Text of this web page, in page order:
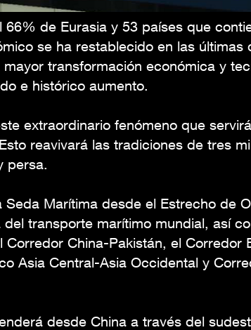
de Eurasia y 53 países que
se ha restablecido en las
transformación económica y
e histórico aumento.
extraordinario fenómeno que
reavivará las tradiciones de tres
persa.
Marítima desde el Estrecho de
transporte marítimo mundial, así
China-Pakistán, el Corredor
Asia Central-Asia Occidental y
desde China a través del